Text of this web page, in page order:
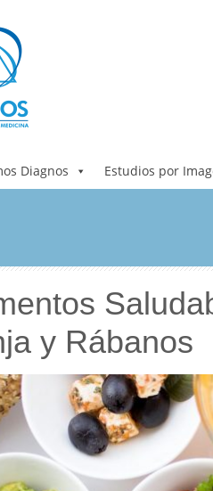
Diagnos Estudios por
y Rábanos